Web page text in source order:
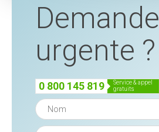
Demande
urgente ?
0 800 145 819
service & appel
gratuits